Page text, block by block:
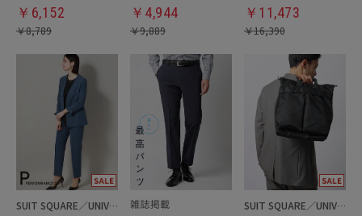
￥ 6,152
￥8,789
￥ 4,944
￥9,889
￥ 11,473
￥16,390
SUIT SQUARE／UNIVERSAL LANGUAGE／WHITE
SUIT SQUARE／UNIVERSAL LANGUAGE